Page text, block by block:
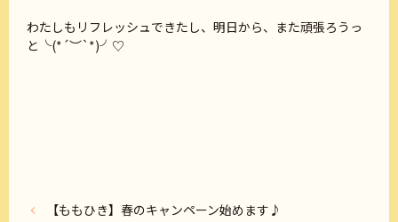
わたしもリフレッシュできたし、明日から、また頑張ろうっ
と╰(*´︶`*)╯♡
【ももひき】春のキャンペーン始めます♪